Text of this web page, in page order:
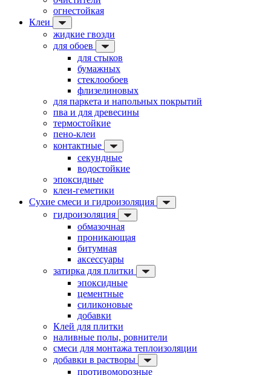
огнестойкая
Клеи
жидкие гвозди
для обоев
для стыков
бумажных
стеклообоев
флизелиновых
для паркета и напольных покрытий
пва и для древесины
термостойкие
пено-клеи
контактные
секундные
водостойкие
эпоксидные
клеи-геметики
Сухие смеси и гидроизоляция
гидроизоляция
обмазочная
проникающая
битумная
аксессуары
затирка для плитки
эпоксидные
цементные
силиконовые
добавки
Клей для плитки
наливные полы, ровнители
смеси для монтажа теплоизоляции
добавки в растворы
противоморозные